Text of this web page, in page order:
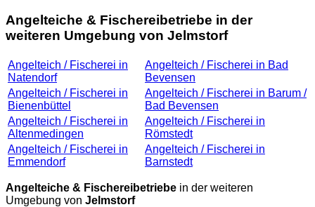
Angelteiche & Fischereibetriebe in der
weiteren Umgebung von Jelmstorf
Angelteich / Fischerei in
Natendorf
Angelteich / Fischerei in Bad
Bevensen
Angelteich / Fischerei in
Bienenbüttel
Angelteich / Fischerei in Barum /
Bad Bevensen
Angelteich / Fischerei in
Altenmedingen
Angelteich / Fischerei in
Römstedt
Angelteich / Fischerei in
Emmendorf
Angelteich / Fischerei in
Barnstedt
Angelteiche & Fischereibetriebe in der weiteren
Umgebung von Jelmstorf